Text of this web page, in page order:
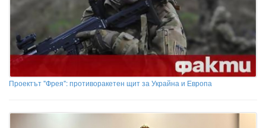
Проектът "Фрея": противоракетен щит за Украйна и Европа